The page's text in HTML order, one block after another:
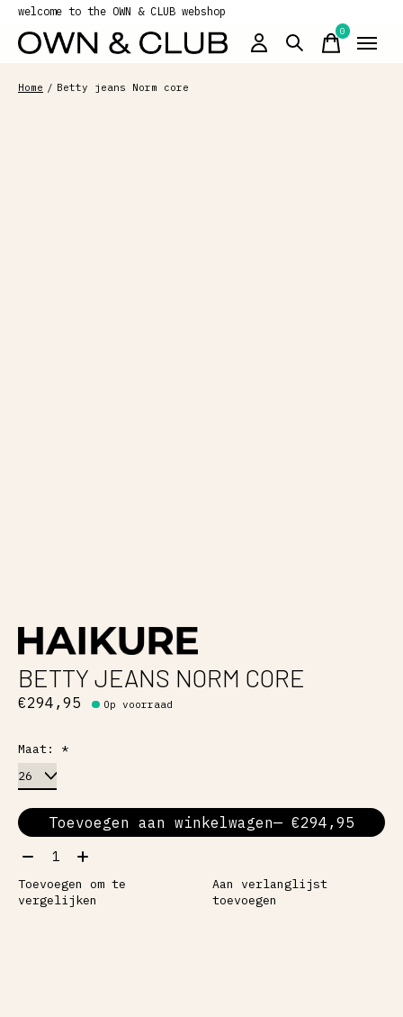
welcome to the OWN & CLUB webshop
0items
Home / Betty jeans Norm core
BETTY JEANS NORM CORE
€294,95 Op voorraad
Maat: *
Toevoegen aan winkelwagen
— €294,95
Aantal:
Toevoegen om te
vergelijken
Aan verlanglijst
toevoegen